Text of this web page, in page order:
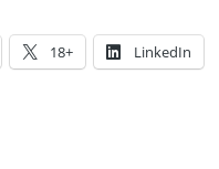
18+ LinkedIn